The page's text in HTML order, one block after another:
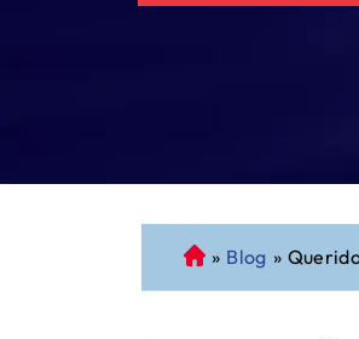
A
b
» Blog »